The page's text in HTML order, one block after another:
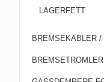
LAGERFETT
BREMSEKABLER